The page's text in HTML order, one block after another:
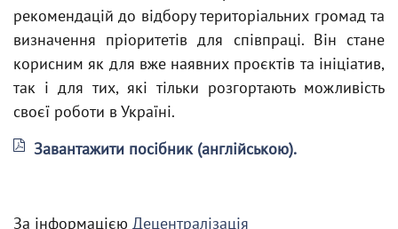
рекомендацій до відбору територіальних громад та
визначення пріоритетів для співпраці. Він стане
корисним як для вже наявних проєктів та ініціатив,
так і для тих, які тільки розгортають можливість
своєї роботи в Україні.
Завантажити посібник (англійською).
За інформацією Децентралізація